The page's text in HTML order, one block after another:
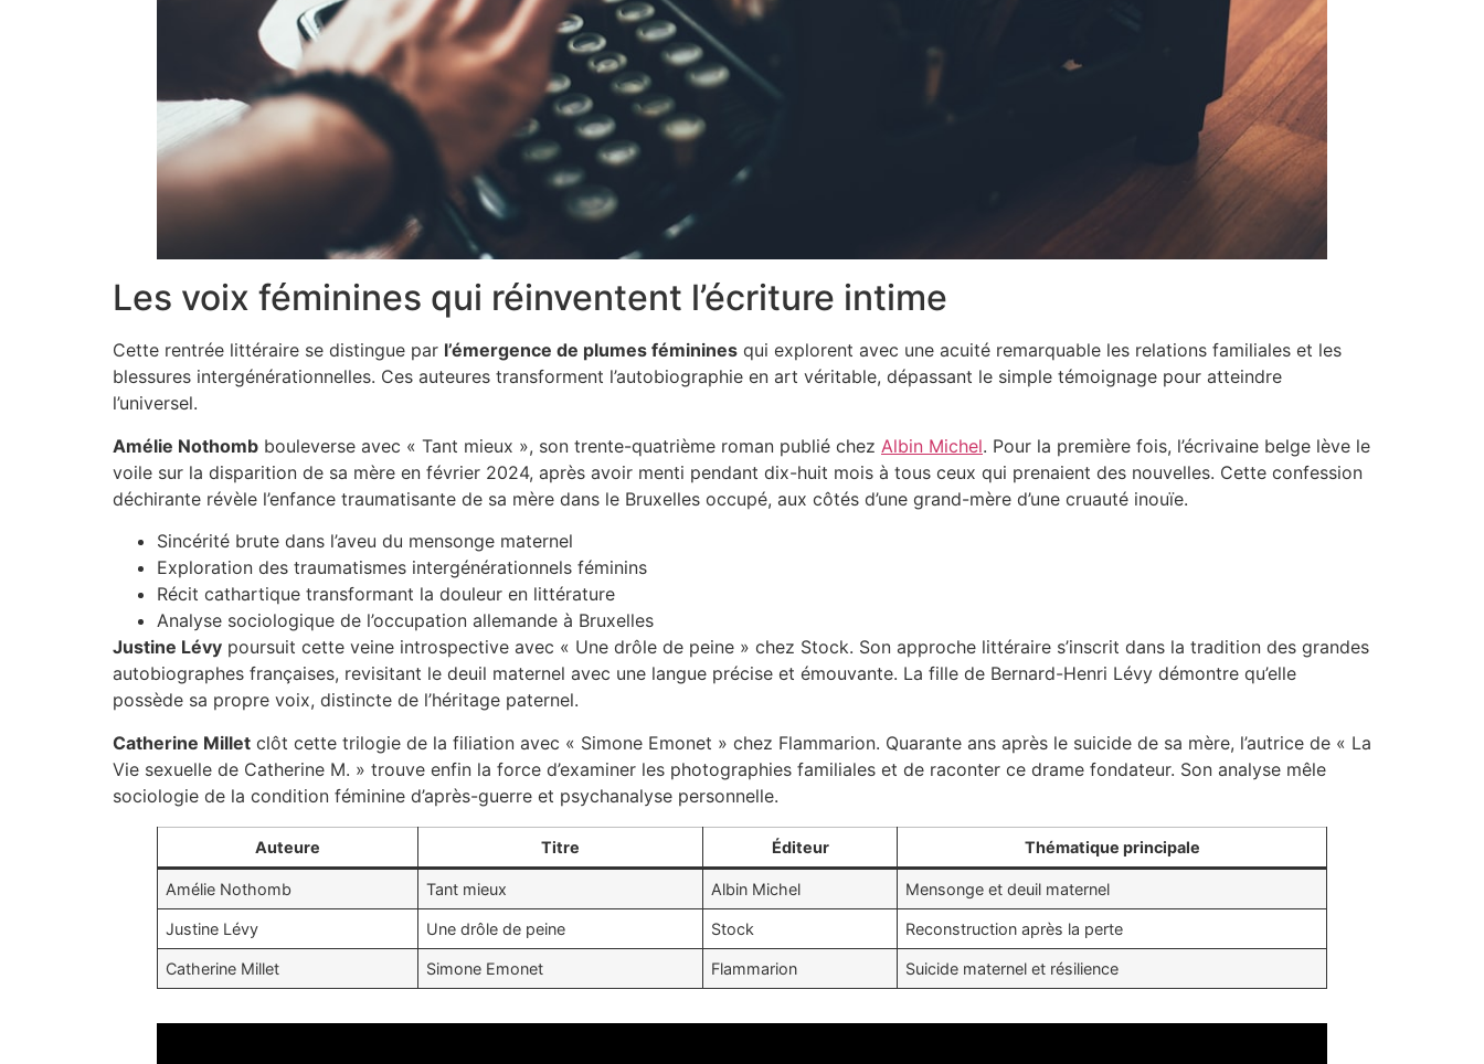
Les voix féminines qui réinventent l’écriture intime
Cette rentrée littéraire se distingue par l’émergence de plumes féminines qui explorent avec une acuité remarquable les relations familiales et les
blessures intergénérationnelles. Ces auteures transforment l’autobiographie en art véritable, dépassant le simple témoignage pour atteindre
l’universel.
Amélie Nothomb bouleverse avec « Tant mieux », son trente-quatrième roman publié chez Albin Michel. Pour la première fois, l’écrivaine belge lève le
voile sur la disparition de sa mère en février 2024, après avoir menti pendant dix-huit mois à tous ceux qui prenaient des nouvelles. Cette confession
déchirante révèle l’enfance traumatisante de sa mère dans le Bruxelles occupé, aux côtés d’une grand-mère d’une cruauté inouïe.
Sincérité brute dans l’aveu du mensonge maternel
Exploration des traumatismes intergénérationnels féminins
Récit cathartique transformant la douleur en littérature
Analyse sociologique de l’occupation allemande à Bruxelles
Justine Lévy poursuit cette veine introspective avec « Une drôle de peine » chez Stock. Son approche littéraire s’inscrit dans la tradition des grandes
autobiographes françaises, revisitant le deuil maternel avec une langue précise et émouvante. La fille de Bernard-Henri Lévy démontre qu’elle
possède sa propre voix, distincte de l’héritage paternel.
Catherine Millet clôt cette trilogie de la filiation avec « Simone Emonet » chez Flammarion. Quarante ans après le suicide de sa mère, l’autrice de « La
Vie sexuelle de Catherine M. » trouve enfin la force d’examiner les photographies familiales et de raconter ce drame fondateur. Son analyse mêle
sociologie de la condition féminine d’après-guerre et psychanalyse personnelle.
Auteure Titre Éditeur Thématique principale
Amélie Nothomb Tant mieux Albin Michel Mensonge et deuil maternel
Justine Lévy Une drôle de peine Stock Reconstruction après la perte
Catherine Millet Simone Emonet Flammarion Suicide maternel et résilience